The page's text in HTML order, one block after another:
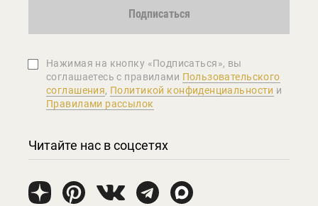
Подписаться
Нажимая на кнопку «Подписаться», вы
соглашаетеcь с правилами Пользовательского
соглашения, Политикой конфиденциальности и
Правилами рассылок
Читайте нас в соцсетях